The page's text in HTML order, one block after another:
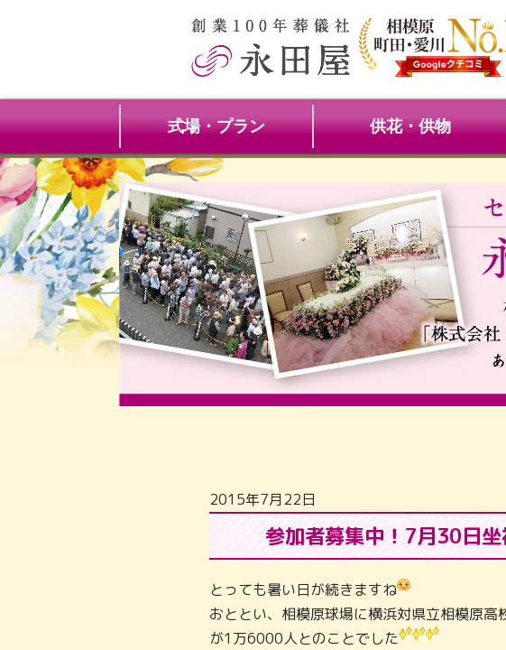
式場・プラン 供花・供物
2015年7月22日
参加者募集中！7月30日坐
とっても暑い日が続きますね
おととい、相模原球場に横浜対県立相模原
が1万6000人とのことでした